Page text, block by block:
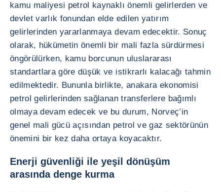
kamu maliyesi petrol kaynaklı önemli gelirlerden ve
devlet varlık fonundan elde edilen yatırım
gelirlerinden yararlanmaya devam edecektir. Sonuç
olarak, hükümetin önemli bir mali fazla sürdürmesi
öngörülürken, kamu borcunun uluslararası
standartlara göre düşük ve istikrarlı kalacağı tahmin
edilmektedir. Bununla birlikte, anakara ekonomisi
petrol gelirlerinden sağlanan transferlere bağımlı
olmaya devam edecek ve bu durum, Norveç’in
genel mali gücü açısından petrol ve gaz sektörünün
önemini bir kez daha ortaya koyacaktır.
Enerji güvenliği ile yeşil dönüşüm
arasında denge kurma